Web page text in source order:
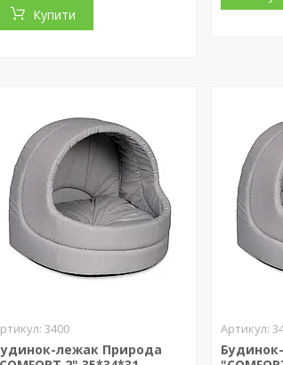
Купити
3400
лежак Природа